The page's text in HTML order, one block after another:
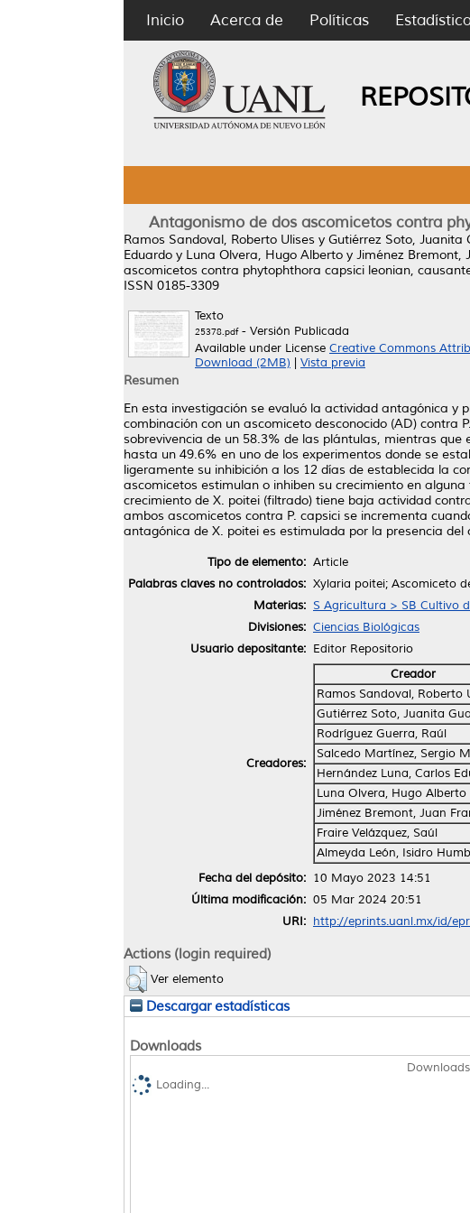
Inicio Acerca de Políticas
Antagonismo de dos ascomicetos contra
Ramos Sandoval, Roberto Ulises y Gutiérrez Soto, Juanita
Eduardo y Luna Olvera, Hugo Alberto y Jiménez Bremont,
ascomicetos contra phytophthora capsici leonian,
ISSN 0185-3309
Texto
25378.pdf- Versión Publicada
Available under License Creative Commons
Download (2MB)
Vista previa
Resumen
En esta investigación se evaluó la actividad antagónica y
combinación con un ascomiceto desconocido (AD) contra
sobrevivencia de un 58.3% de las plántulas, mientras
hasta un 49.6% en uno de los experimentos donde se
ligeramente su inhibición a los 12 días de establecida la
ascomicetos estimulan o inhiben su crecimiento en
crecimiento de X. poitei (filtrado) tiene baja actividad
ambos ascomicetos contra P. capsici se incrementa
antagónica de X. poitei es estimulada por la presencia del
Tipo de elemento: Article
Palabras claves no controlados: Xylaria poitei; Ascomiceto
Materias: S Agricultura > SB Cultivo
Divisiones: Ciencias Biológicas
Usuario depositante: Editor Repositorio
Creadores:
Creador
Ramos Sandoval, Roberto
Gutiérrez Soto, Juanita
Rodríguez Guerra, Raúl
Salcedo Martínez, Sergio
Hernández Luna, Carlos
Luna Olvera, Hugo Alberto
Jiménez Bremont, Juan
Fraire Velázquez, Saúl
Almeyda León, Isidro
Fecha del depósito: 10 Mayo 2023 14:51
Última modificación: 05 Mar 2024 20:51
URI: http://eprints.uanl.mx/id/
Actions (login required)
Ver elemento
Descargar estadísticas
Downloads
Loading...